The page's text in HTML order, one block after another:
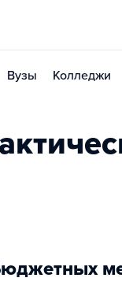
Вузы Колледжи